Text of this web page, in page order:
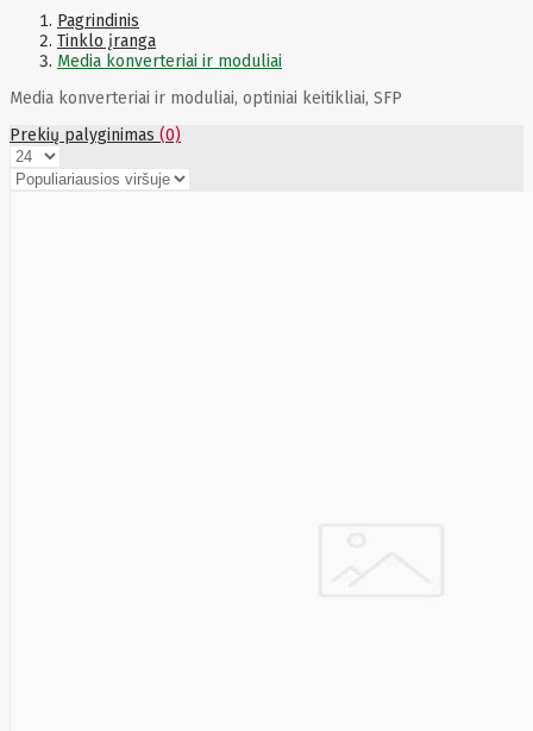
Aqara
Arctic
Armac
ASM
Asrock
Assmann
ASSMANN
Astroenergy
Pagrindinis
Tinklo įranga
Media konverteriai ir moduliai
Media konverteriai ir moduliai, optiniai keitikliai, SFP
Prekių palyginimas (0)